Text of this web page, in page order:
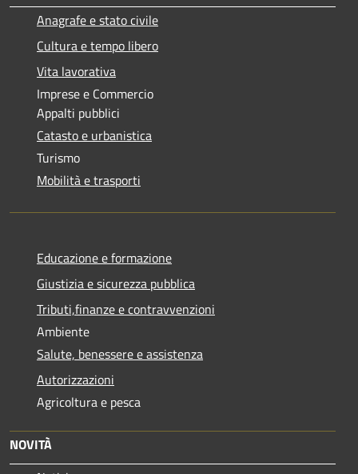
Anagrafe e stato civile
Cultura e tempo libero
Vita lavorativa
Imprese e Commercio
Appalti pubblici
Catasto e urbanistica
Turismo
Mobilità e trasporti
Educazione e formazione
Giustizia e sicurezza pubblica
Tributi,finanze e contravvenzioni
Ambiente
Salute, benessere e assistenza
Autorizzazioni
Agricoltura e pesca
NOVITÀ